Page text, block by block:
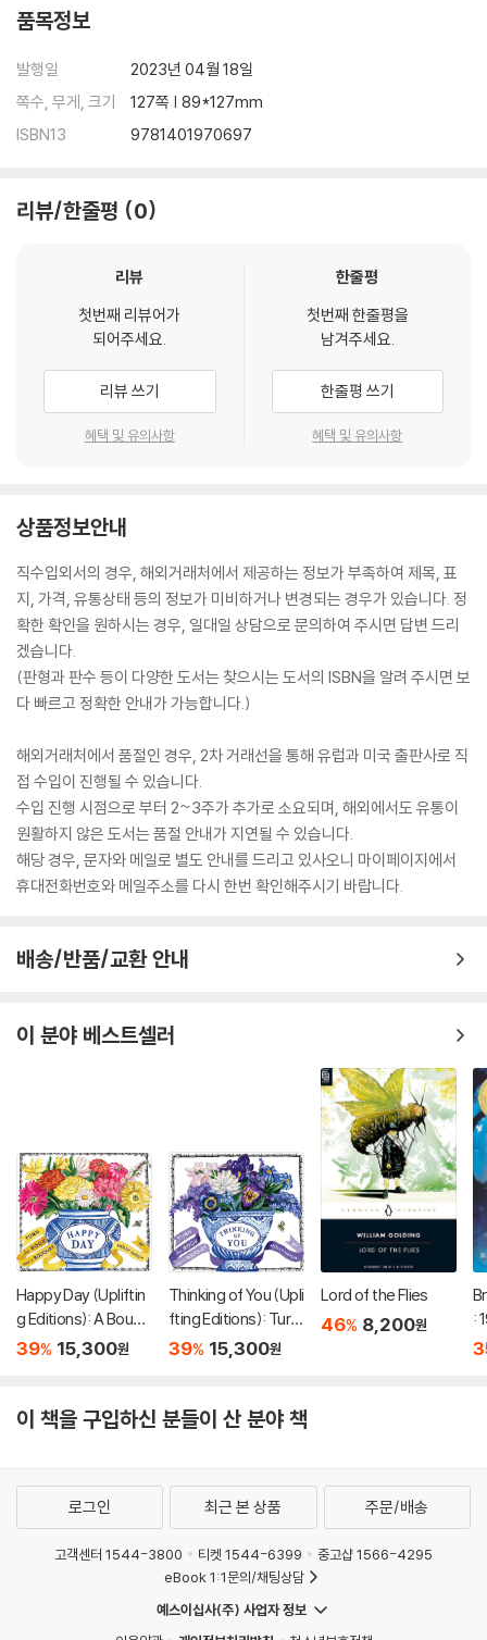
품목정보
발행일
2023년 04월 18일
쪽수, 무게, 크기
127쪽 | 89*127mm
ISBN13
9781401970697
리뷰/한줄평 0
리뷰
첫번째 리뷰어가
되어주세요.
리뷰 쓰기
혜택 및 유의사항
한줄평
첫번째 한줄평을
남겨주세요.
한줄평 쓰기
혜택 및 유의사항
상품정보안내
직수입외서의 경우, 해외거래처에서 제공하는 정보가 부족하여 제목, 표
지, 가격, 유통상태 등의 정보가 미비하거나 변경되는 경우가 있습니다. 정
확한 확인을 원하시는 경우, 일대일 상담으로 문의하여 주시면 답변 드리
겠습니다.
(판형과 판수 등이 다양한 도서는 찾으시는 도서의 ISBN을 알려 주시면 보
다 빠르고 정확한 안내가 가능합니다.)
해외거래처에서 품절인 경우, 2차 거래선을 통해 유럽과 미국 출판사로 직
접 수입이 진행될 수 있습니다.
수입 진행 시점으로 부터 2~3주가 추가로 소요되며, 해외에서도 유통이
원활하지 않은 도서는 품절 안내가 지연될 수 있습니다.
해당 경우, 문자와 메일로 별도 안내를 드리고 있사오니 마이페이지에서
휴대전화번호와 메일주소를 다시 한번 확인해주시기 바랍니다.
배송/반품/교환 안내
이 분야 베스트셀러
Happy Day (Upliftin
g Editions): A Bouqu
et in a Book (부케북 /
39% 15,300원
Thinking of You (Upli
fting Editions): Turn
This Book Into a Bou
39% 15,300원
Lord of the Flies
46% 8,200원
:
이 책을 구입하신 분들이 산 분야 책
로그인 최근 본 상품 주문/배송
고객센터 1544-3800 티켓 1544-6399
중고샵 1566-4295
eBook 1:1문의/채팅상담
예스이십사(주) 사업자 정보